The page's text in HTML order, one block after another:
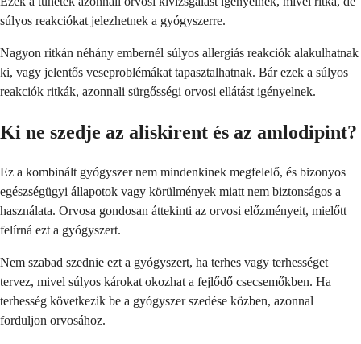
súlyos reakciókat jelezhetnek a gyógyszerre.
Nagyon ritkán néhány embernél súlyos allergiás reakciók alakulhatnak
ki, vagy jelentős veseproblémákat tapasztalhatnak. Bár ezek a súlyos
reakciók ritkák, azonnali sürgősségi orvosi ellátást igényelnek.
Ki ne szedje az aliskirent és az amlodipint?
Ez a kombinált gyógyszer nem mindenkinek megfelelő, és bizonyos
egészségügyi állapotok vagy körülmények miatt nem biztonságos a
használata. Orvosa gondosan áttekinti az orvosi előzményeit, mielőtt
felírná ezt a gyógyszert.
Nem szabad szednie ezt a gyógyszert, ha terhes vagy terhességet
tervez, mivel súlyos károkat okozhat a fejlődő csecsemőkben. Ha
terhesség következik be a gyógyszer szedése közben, azonnal
forduljon orvosához.